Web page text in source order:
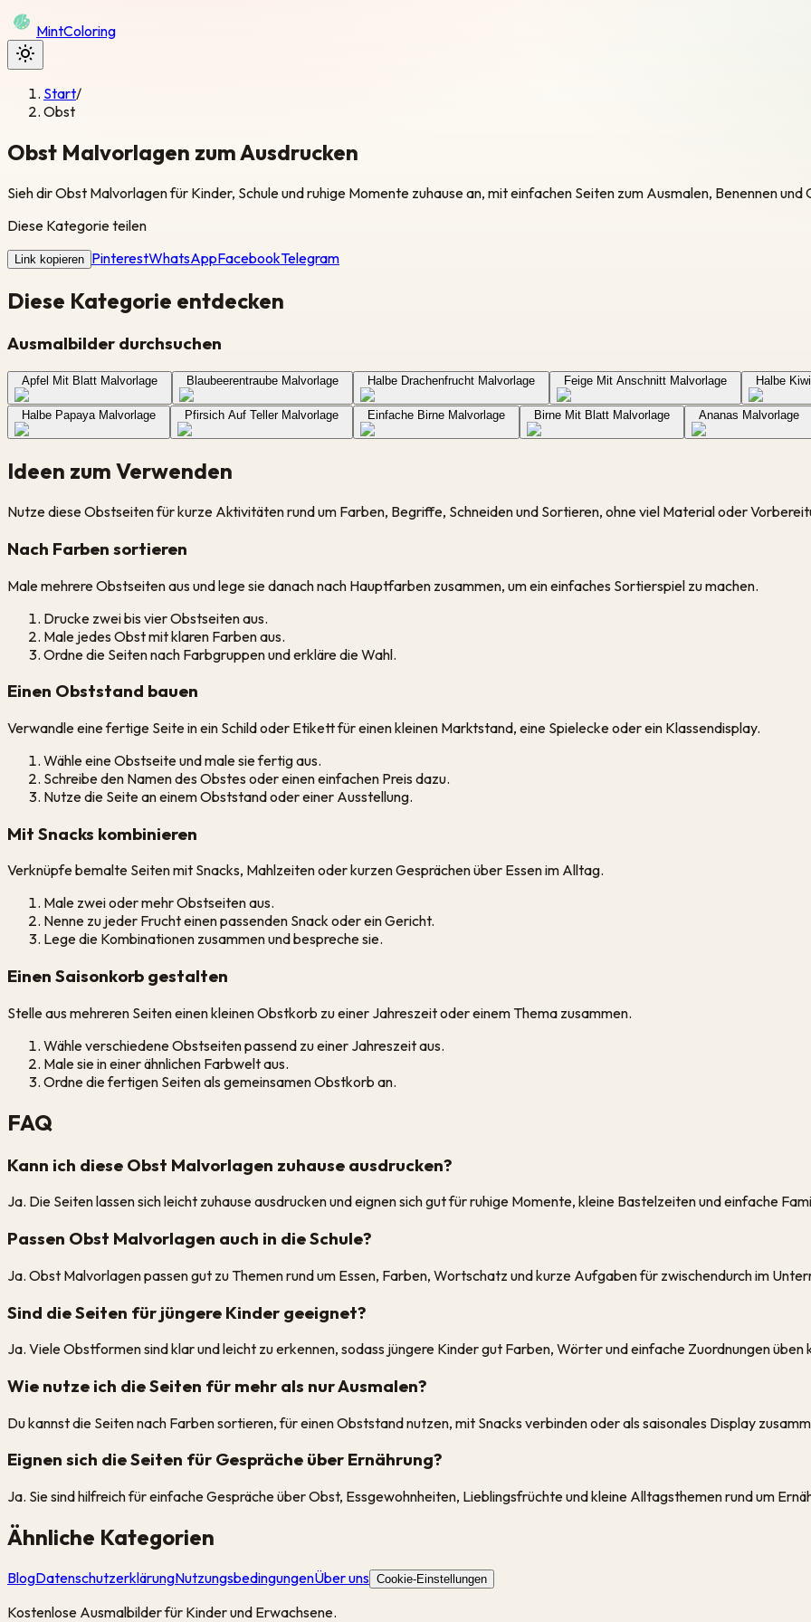
MintColoring
Start/
Obst
Obst Malvorlagen zum Ausdrucken
Sieh dir Obst Malvorlagen für Kinder, Schule und ruhige Momente zuhause an, mit einfachen Seiten zum Ausmalen, Benennen und
Diese Kategorie teilen
Link kopieren PinterestWhatsAppFacebookTelegram
Diese Kategorie entdecken
Ausmalbilder durchsuchen
Apfel Mit Blatt Malvorlage Blaubeerentraube Malvorlage Halbe Drachenfrucht Malvorlage Feige Mit Anschnitt Malvorlage Halbe
Halbe Papaya Malvorlage Pfirsich Auf Teller Malvorlage Einfache Birne Malvorlage Birne Mit Blatt Malvorlage Ananas Malvorlage
Ideen zum Verwenden
Nutze diese Obstseiten für kurze Aktivitäten rund um Farben, Begriffe, Schneiden und Sortieren, ohne viel Material oder
Nach Farben sortieren
Male mehrere Obstseiten aus und lege sie danach nach Hauptfarben zusammen, um ein einfaches Sortierspiel zu machen.
Drucke zwei bis vier Obstseiten aus.
Male jedes Obst mit klaren Farben aus.
Ordne die Seiten nach Farbgruppen und erkläre die Wahl.
Einen Obststand bauen
Verwandle eine fertige Seite in ein Schild oder Etikett für einen kleinen Marktstand, eine Spielecke oder ein Klassendisplay.
Wähle eine Obstseite und male sie fertig aus.
Schreibe den Namen des Obstes oder einen einfachen Preis dazu.
Nutze die Seite an einem Obststand oder einer Ausstellung.
Mit Snacks kombinieren
Verknüpfe bemalte Seiten mit Snacks, Mahlzeiten oder kurzen Gesprächen über Essen im Alltag.
Male zwei oder mehr Obstseiten aus.
Nenne zu jeder Frucht einen passenden Snack oder ein Gericht.
Lege die Kombinationen zusammen und bespreche sie.
Einen Saisonkorb gestalten
Stelle aus mehreren Seiten einen kleinen Obstkorb zu einer Jahreszeit oder einem Thema zusammen.
Wähle verschiedene Obstseiten passend zu einer Jahreszeit aus.
Male sie in einer ähnlichen Farbwelt aus.
Ordne die fertigen Seiten als gemeinsamen Obstkorb an.
FAQ
Kann ich diese Obst Malvorlagen zuhause ausdrucken?
Ja. Die Seiten lassen sich leicht zuhause ausdrucken und eignen sich gut für ruhige Momente, kleine Bastelzeiten und einfache
Passen Obst Malvorlagen auch in die Schule?
Ja. Obst Malvorlagen passen gut zu Themen rund um Essen, Farben, Wortschatz und kurze Aufgaben für zwischendurch im
Sind die Seiten für jüngere Kinder geeignet?
Ja. Viele Obstformen sind klar und leicht zu erkennen, sodass jüngere Kinder gut Farben, Wörter und einfache Zuordnungen üben
Wie nutze ich die Seiten für mehr als nur Ausmalen?
Du kannst die Seiten nach Farben sortieren, für einen Obststand nutzen, mit Snacks verbinden oder als saisonales Display
Eignen sich die Seiten für Gespräche über Ernährung?
Ja. Sie sind hilfreich für einfache Gespräche über Obst, Essgewohnheiten, Lieblingsfrüchte und kleine Alltagsthemen rund um
Ähnliche Kategorien
BlogDatenschutzerklärungNutzungsbedingungenÜber uns Cookie-Einstellungen
Kostenlose Ausmalbilder für Kinder und Erwachsene.